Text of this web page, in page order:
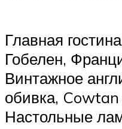
Главная
Гобелен,
Винтажное
обивка,
Настольные